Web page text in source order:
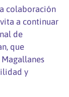
colaboración
a continuar
de
que
y